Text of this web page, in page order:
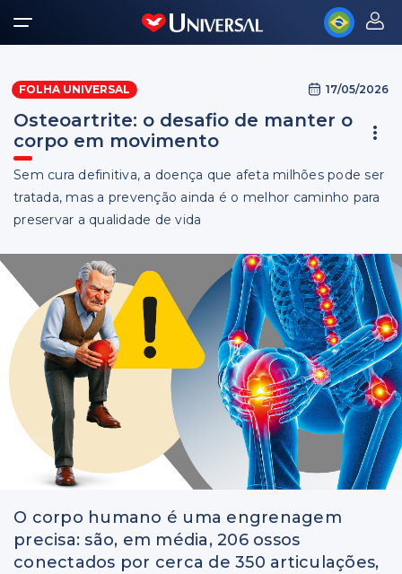
FOLHA UNIVERSAL 17/05/2026
Osteoartrite: o desafio de manter o
corpo em movimento
Sem cura definitiva, a doença que afeta milhões pode ser
tratada, mas a prevenção ainda é o melhor caminho para
preservar a qualidade de vida
O corpo humano é uma engrenagem
precisa: são, em média, 206 ossos
conectados por cerca de 350 articulações,